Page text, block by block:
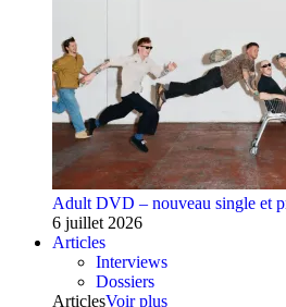
Adult DVD – nouveau single et
6 juillet 2026
Articles
Interviews
Dossiers
ArticlesVoir plus